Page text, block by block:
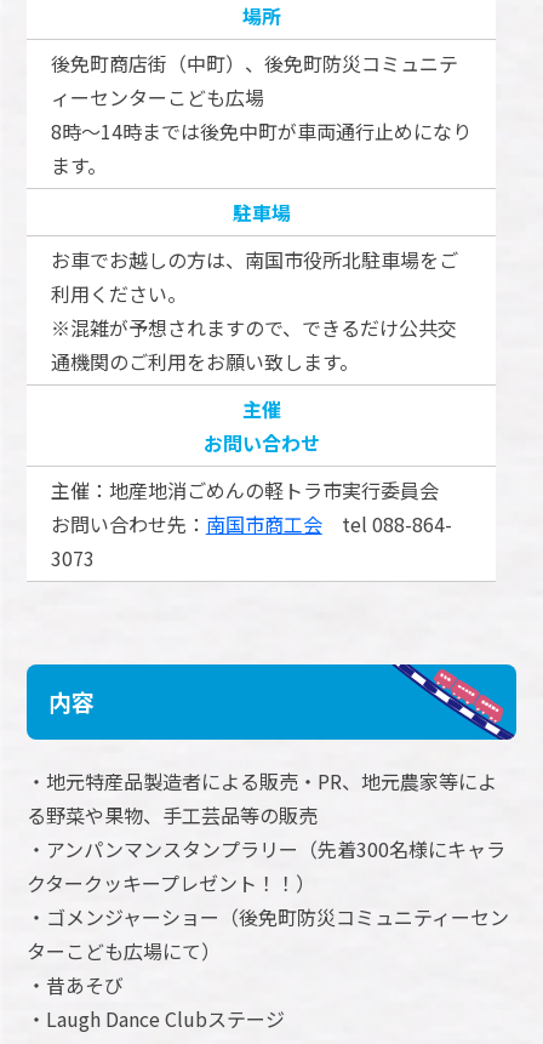
場所
後免町商店街（中町）、後免町防災コミュニテ
ィーセンターこども広場
8時～14時までは後免中町が車両通行止めになり
ます。
駐車場
お車でお越しの方は、南国市役所北駐車場をご
利用ください。
※混雑が予想されますので、できるだけ公共交
通機関のご利用をお願い致します。
主催
お問い合わせ
主催：地産地消ごめんの軽トラ市実行委員会
お問い合わせ先： 南国市商工会tel 088-864-
3073
内容
・地元特産品製造者による販売・PR、地元農家等によ
る野菜や果物、手工芸品等の販売
・アンパンマンスタンプラリー（先着300名様にキャラ
クタークッキープレゼント！！）
・ゴメンジャーショー（後免町防災コミュニティーセン
ターこども広場にて）
・昔あそび
・Laugh Dance Clubステージ